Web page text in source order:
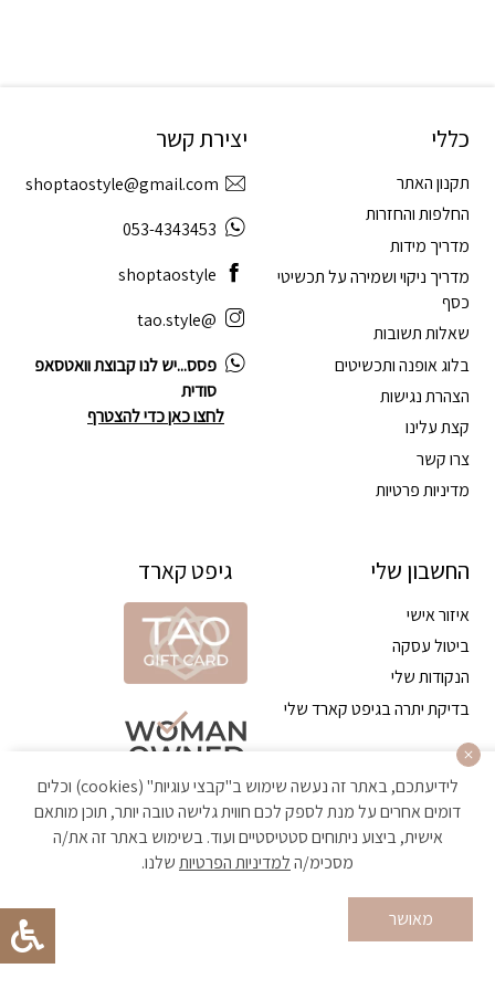
כללי
תקנון האתר
החלפות והחזרות
מדריך מידות
מדריך ניקוי ושמירה על תכשיטי
כסף
שאלות תשובות
בלוג אופנה ותכשיטים
הצהרת נגישות
קצת עלינו
צרו קשר
מדיניות פרטיות
החשבון שלי
איזור אישי
ביטול עסקה
הנקודות שלי
בדיקת יתרה בגיפט קארד שלי
יצירת קשר
shoptaostyle@gmail.com
053-4343453
shoptaostyle
@tao.style
פסס...יש לנו קבוצת וואטסאפ
סודית
לחצו כאן כדי להצטרף
גיפט קארד
הקניה באתר מאובטחת ועומדת בתקן האבטחה הגבוה ביותר
לידיעתכם, באתר זה נעשה שימוש ב"קבצי עוגיות" (cookies) וכלים
דומים אחרים על מנת לספק לכם חווית גלישה טובה יותר, תוכן מותאם
אישית, ביצוע ניתוחים סטטיסטיים ועוד. בשימוש באתר זה את/ה
מסכימ/הלמדיניות הפרטיותשלנו.
מאושר